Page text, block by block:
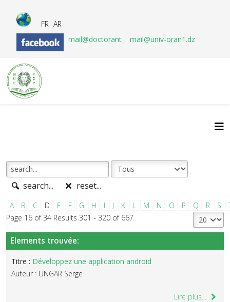
FR AR
mail@doctorant
mail@univ-oran1.dz
search... reset...
A B C D E F G H I J K L M N O P Q R S
Page 16 of 34 Results 301 - 320 of 667
Elements trouvée:
Titre : Développez une application android
Auteur : UNGAR Serge
Lire plus...